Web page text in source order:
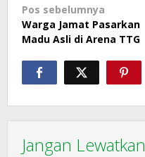
Navigasi
pos
Pos sebelumnya
Warga Jamat Pasarkan
Madu Asli di Arena TTG
Jangan Lewatkan